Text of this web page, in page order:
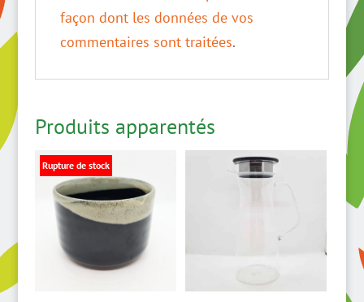
façon dont les données de vos
commentaires sont traitées.
Produits apparentés
Rupture de stock